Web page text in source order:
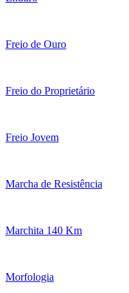
Freio de Ouro
Freio do Proprietário
Freio Jovem
Marcha de Resistência
Marchita 140 Km
Morfologia